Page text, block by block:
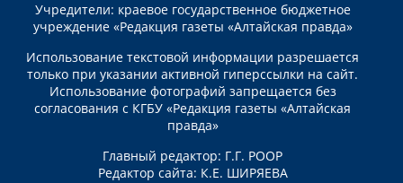
Учредители: краевое государственное бюджетное
учреждение «Редакция газеты «Алтайская правда»
Использование текстовой информации разрешается
только при указании активной гиперссылки на сайт.
Использование фотографий запрещается без
согласования с КГБУ «Редакция газеты «Алтайская
правда»
Главный редактор: Г.Г. РООР
Редактор сайта: К.Е. ШИРЯЕВА